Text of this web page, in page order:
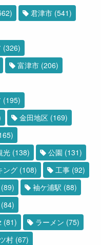
君津市 (541)
(326)
富津市 (206)
(195)
金田地区 (169)
光 (138) 公園 (131)
ング (108) 工事 (92)
(89) 袖ケ浦駅 (88)
(84)
(81) ラーメン (75)
村 (67)